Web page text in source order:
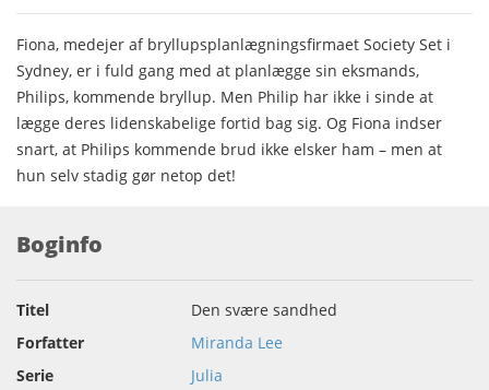
Fiona, medejer af bryllupsplanlægningsfirmaet Society Set i
Sydney, er i fuld gang med at planlægge sin eksmands,
Philips, kommende bryllup. Men Philip har ikke i sinde at
lægge deres lidenskabelige fortid bag sig. Og Fiona indser
snart, at Philips kommende brud ikke elsker ham – men at
hun selv stadig gør netop det!
Boginfo
Titel
Den svære sandhed
Forfatter
Miranda Lee
Serie
Julia